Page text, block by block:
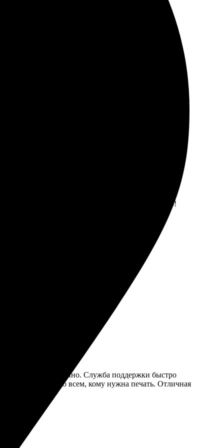
Заказывала фотопечать, все идеи воплотили в
отлично!
Качество отличное, цвета яркие. Рекомендую!
рекомендую!
понятно и доступно. Служба поддержки быстро
Рекомендую всем, кому нужна печать. Отличная